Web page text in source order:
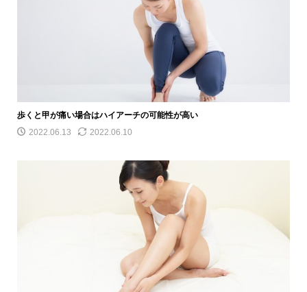
歩くと甲が痛い場合はハイアーチの可能性が高い
2022.06.13
2022.06.10